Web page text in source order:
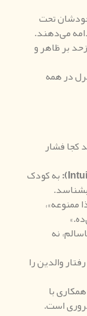
تحت
می‌دهند.
بر ظاهر و
در همه
کجا فشار
):به کودک
ممنوعه»،
نه
والدین را
با
است.